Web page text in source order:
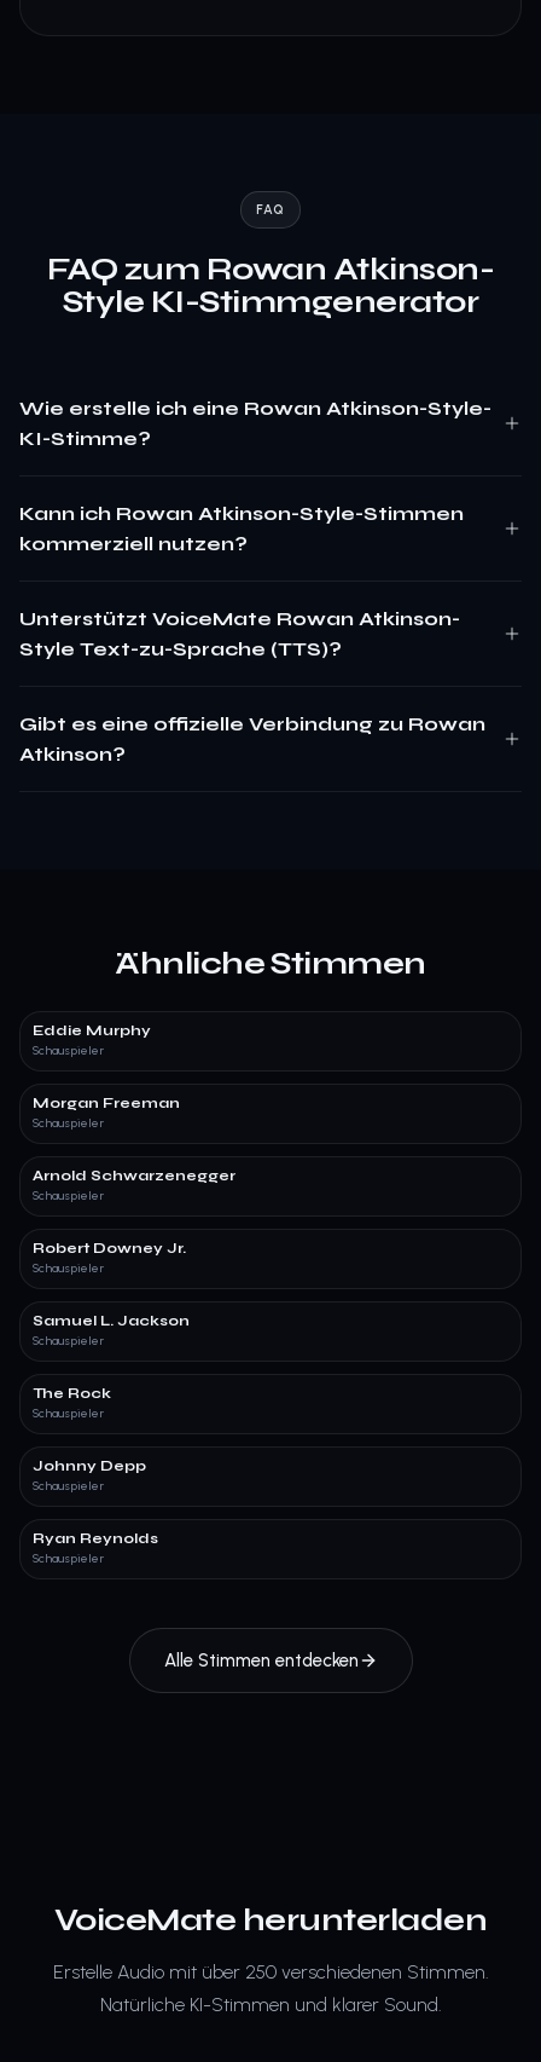
FAQ
FAQ zum Rowan Atkinson-
Style KI-Stimmgenerator
Wie erstelle ich eine Rowan Atkinson-Style-
KI-Stimme?
Kann ich Rowan Atkinson-Style-Stimmen
kommerziell nutzen?
Unterstützt VoiceMate Rowan Atkinson-
Style Text-zu-Sprache (TTS)?
Gibt es eine offizielle Verbindung zu Rowan
Atkinson?
Ähnliche Stimmen
Eddie Murphy
Schauspieler
Morgan Freeman
Schauspieler
Arnold Schwarzenegger
Schauspieler
Robert Downey Jr.
Schauspieler
Samuel L. Jackson
Schauspieler
The Rock
Schauspieler
Johnny Depp
Schauspieler
Ryan Reynolds
Schauspieler
Alle Stimmen entdecken
VoiceMate herunterladen
Erstelle Audio mit über 250 verschiedenen Stimmen.
Natürliche KI-Stimmen und klarer Sound.